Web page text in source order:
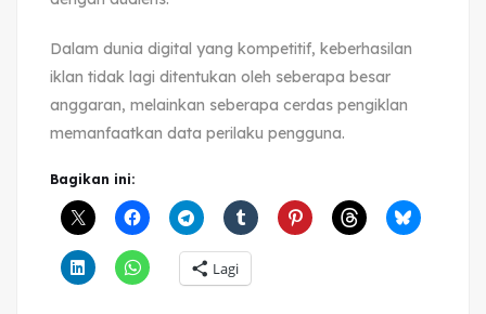
Dalam dunia digital yang kompetitif, keberhasilan
iklan tidak lagi ditentukan oleh seberapa besar
anggaran, melainkan seberapa cerdas pengiklan
memanfaatkan data perilaku pengguna.
Bagikan ini:
Lagi